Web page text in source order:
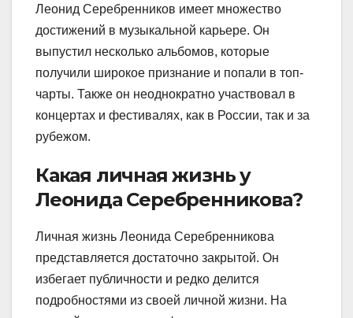
Леонид Серебренников имеет множество
достижений в музыкальной карьере. Он
выпустил несколько альбомов, которые
получили широкое признание и попали в топ-
чарты. Также он неоднократно участвовал в
концертах и фестивалях, как в России, так и за
рубежом.
Какая личная жизнь у
Леонида Серебренникова?
Личная жизнь Леонида Серебренникова
представляется достаточно закрытой. Он
избегает публичности и редко делится
подробностями из своей личной жизни. На